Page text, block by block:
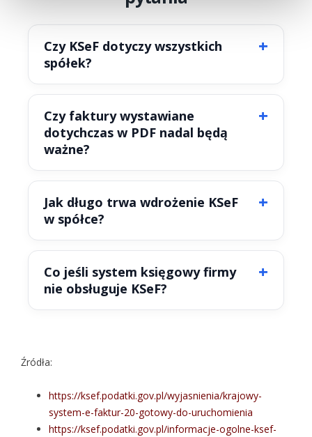
Czy KSeF dotyczy wszystkich
spółek?
Czy faktury wystawiane
dotychczas w PDF nadal będą
ważne?
Jak długo trwa wdrożenie KSeF
w spółce?
Co jeśli system księgowy firmy
nie obsługuje KSeF?
Źródła:
https://ksef.podatki.gov.pl/wyjasnienia/krajowy-
system-e-faktur-20-gotowy-do-uruchomienia
https://ksef.podatki.gov.pl/informacje-ogolne-ksef-